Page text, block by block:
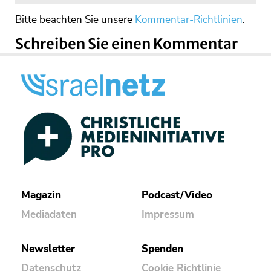
Bitte beachten Sie unsere Kommentar-Richtlinien.
Schreiben Sie einen Kommentar
Magazin
Mediadaten
Podcast/Video
Impressum
Newsletter
Datenschutz
Spenden
Cookie Richtlinie